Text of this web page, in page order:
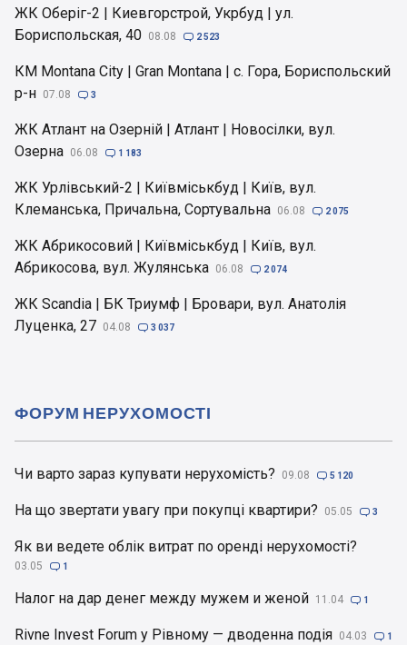
ЖК Оберіг-2 | Киевгорстрой, Укрбуд | ул.
Бориспольская, 40 08.08  2 523
КМ Montana City | Gran Montana | с. Гора, Бориспольский
р-н 07.08  3
ЖК Атлант на Озерній | Атлант | Новосілки, вул.
Озерна 06.08  1 183
ЖК Урлівський-2 | Київміськбуд | Київ, вул.
Клеманська, Причальна, Сортувальна 06.08  2 075
ЖК Абрикосовий | Київміськбуд | Київ, вул.
Абрикосова, вул. Жулянська 06.08  2 074
ЖК Scandia | БК Триумф | Бровари, вул. Анатолія
Луценка, 27 04.08  3 037
Чи варто зараз купувати нерухомість? 09.08  5 120
На що звертати увагу при покупці квартири? 05.05  3
Як ви ведете облік витрат по оренді нерухомості?
03.05  1
Налог на дар денег между мужем и женой 11.04  1
Rivne Invest Forum у Рівному — дводенна подія 04.03  1
ФОРУМ НЕРУХОМОСТІ